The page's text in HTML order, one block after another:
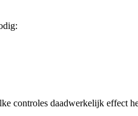
controles daadwerkelijk effect